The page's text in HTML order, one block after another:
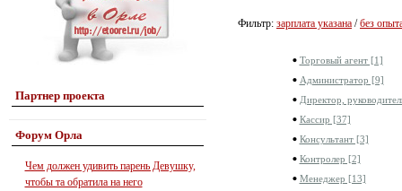
Партнер проекта
Форум Орла
Чем должен удивить парень Девушку,
чтобы та обратила на него
Фильтр: зарплата указана /без
Торговый агент [1]
Администратор [9]
Директор,
Кассир [37]
Консультант [3]
Контролер [2]
Менеджер [13]